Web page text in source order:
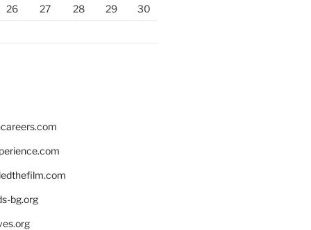
26 27 28 29
30
bg.org